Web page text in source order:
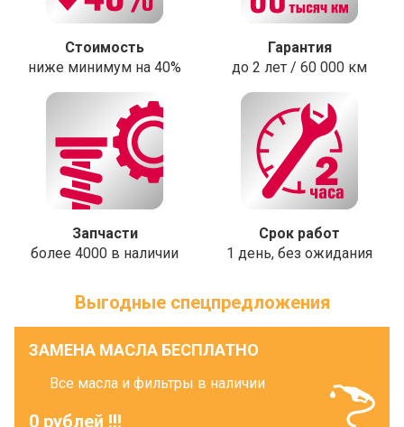
Стоимость
ниже минимум на 40%
Гарантия
до 2 лет / 60 000 км
Запчасти
более 4000 в наличии
Срок работ
1 день, без ожидания
Выгодные спецпредложения
ЗАМЕНА МАСЛА БЕСПЛАТНО
Все масла и фильтры в наличии
0 рублей !!!